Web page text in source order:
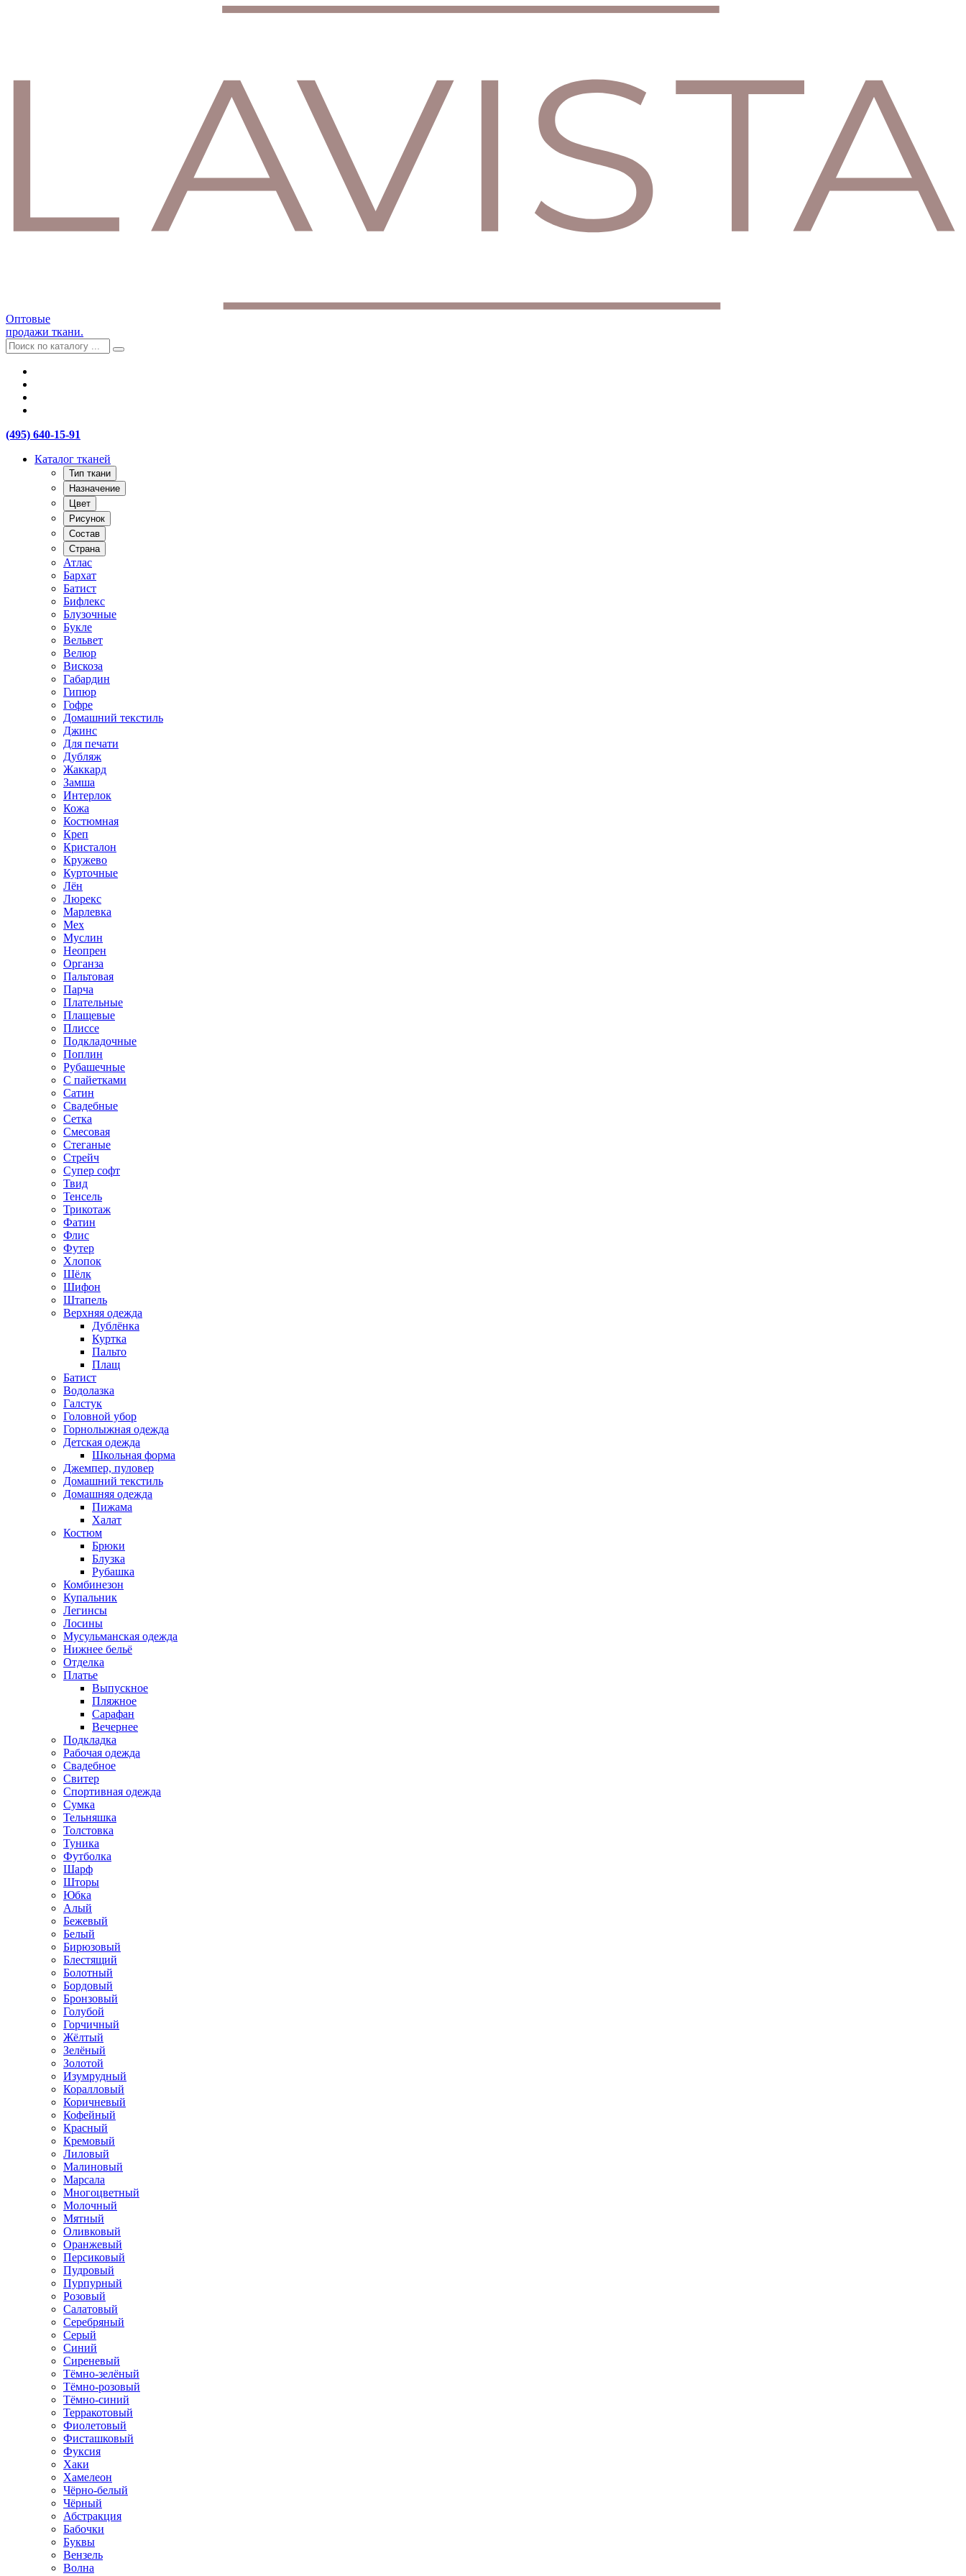
Оптовые
продажи ткани.
(495) 640-15-91
Каталог тканей
Тип ткани
Назначение
Цвет
Рисунок
Состав
Страна
Атлас
Бархат
Батист
Бифлекс
Блузочные
Букле
Вельвет
Велюр
Вискоза
Габардин
Гипюр
Гофре
Домашний текстиль
Джинс
Для печати
Дубляж
Жаккард
Замша
Интерлок
Кожа
Костюмная
Креп
Кристалон
Кружево
Курточные
Лён
Люрекс
Марлевка
Мех
Муслин
Неопрен
Органза
Пальтовая
Парча
Плательные
Плащевые
Плиссе
Подкладочные
Поплин
Рубашечные
С пайетками
Сатин
Свадебные
Сетка
Смесовая
Стеганые
Стрейч
Супер софт
Твид
Тенсель
Трикотаж
Фатин
Флис
Футер
Хлопок
Шёлк
Шифон
Штапель
Верхняя одежда
Дублёнка
Куртка
Пальто
Плащ
Батист
Водолазка
Галстук
Головной убор
Горнолыжная одежда
Детская одежда
Школьная форма
Джемпер, пуловер
Домашний текстиль
Домашняя одежда
Пижама
Халат
Костюм
Брюки
Блузка
Рубашка
Комбинезон
Купальник
Легинсы
Лосины
Мусульманская одежда
Нижнее бельё
Отделка
Платье
Выпускное
Пляжное
Сарафан
Вечернее
Подкладка
Рабочая одежда
Свадебное
Свитер
Спортивная одежда
Сумка
Тельняшка
Толстовка
Туника
Футболка
Шарф
Шторы
Юбка
Алый
Бежевый
Белый
Бирюзовый
Блестящий
Болотный
Бордовый
Бронзовый
Голубой
Горчичный
Жёлтый
Зелёный
Золотой
Изумрудный
Коралловый
Коричневый
Кофейный
Красный
Кремовый
Лиловый
Малиновый
Марсала
Многоцветный
Молочный
Мятный
Оливковый
Оранжевый
Персиковый
Пудровый
Пурпурный
Розовый
Салатовый
Серебряный
Серый
Синий
Сиреневый
Тёмно-зелёный
Тёмно-розовый
Тёмно-синий
Терракотовый
Фиолетовый
Фисташковый
Фуксия
Хаки
Хамелеон
Чёрно-белый
Чёрный
Абстракция
Бабочки
Буквы
Вензель
Волна